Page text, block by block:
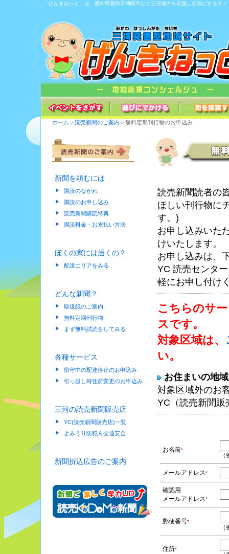
「げんきねっと」は、愛知県豊田市岡崎市など三河地方を応援し元気にするサ
ホーム ＞ 読売新聞のご案内 ＞無料定期刊行物のお申込み
新聞を頼むには
購読のながれ
購読のお申し込み
読売新聞購読特典
購読料金・お支払い方法
ぼくの家には届くの？
配達エリアをみる
どんな新聞？
取扱紙のご案内
無料定期刊行物
まず無料試読をしてみる
各種サービス
留守中の配達停止のお申込み
引っ越し時住所変更のお申込み
三河の読売新聞販売店
YC(読売新聞販売店)一覧
よみうり防犯＆交通安全
新聞折込広告のご案内
読売新聞読者の
ほしい刊行物に
す。)
お申し込みいた
けいたします。
お申し込みは、
YC 読売センタ
軽にお申し付け
こちらのサ
スです。
対象区域は、
い。
お住まいの地
対象区域外のお
YC（読売新聞販
お名前*
メールアドレス*
確認用
メールアドレス*
郵便番号*
住所*